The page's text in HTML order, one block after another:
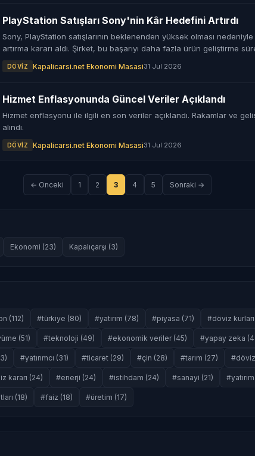
PlayStation Satışları Sony'nin Kâr Hedefini Artırdı
Sony, PlayStation satışlarının beklenenden yüksek olması nedeniyle
artırma kararı aldı. Şirket, bu başarıyı daha fazla ürün geliştirme
DÖVIZ Kapalicarsi.net Ekonomi Masasi31 Jul 2026
Hizmet Enflasyonunda Güncel Veriler Açıklandı
Hizmet enflasyonu ile ilgili en son veriler açıklandı. Rakamlar ve
alındı.
DÖVIZ Kapalicarsi.net Ekonomi Masasi31 Jul 2026
← Onceki 1 2 3 4 5 Sonraki →
Ekonomi (23) Kapalıçarşı (3)
(112) #türkiye (80) #yatırım (78) #piyasa (71) #döviz
(51) #teknoloji (49) #ekonomik veriler (45) #yapay zeka
#yatırımcı (31) #ticaret (29) #çin (28) #tarım (27)
kararı (24) #enerji (24) #istihdam (24) #sanayi (21)
(18) #faiz (18) #üretim (17)